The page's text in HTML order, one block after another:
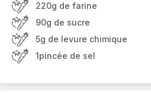
220g de farine
90g de sucre
5g de levure chimique
1pincée de sel